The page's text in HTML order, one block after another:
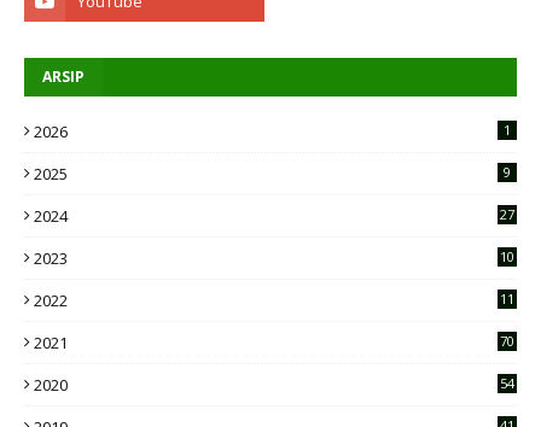
ARSIP
2026 1
2025 9
2024 27
2023
10
2022
11
2021 70
2020 54